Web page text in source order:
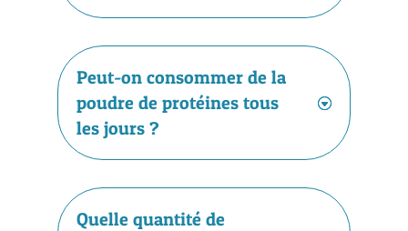
Peut-on consommer de la
poudre de protéines tous
les jours ?
Quelle quantité de